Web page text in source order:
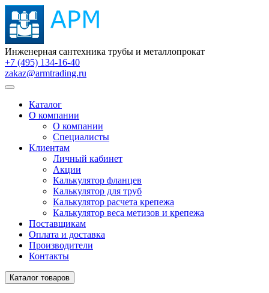
Инженерная сантехника трубы и металлопрокат
+7 (495) 134-16-40
zakaz@armtrading.ru
Каталог
О компании
О компании
Специалисты
Клиентам
Личный кабинет
Акции
Калькулятор фланцев
Калькулятор для труб
Калькулятор расчета крепежа
Калькулятор веса метизов и крепежа
Поставщикам
Оплата и доставка
Производители
Контакты
Каталог товаров